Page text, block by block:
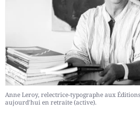
Anne Leroy, relectrice-typographe aux
aujourd'hui en retraite (active).